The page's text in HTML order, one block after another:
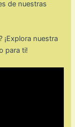
de nuestras
¡Explora nuestra
para ti!